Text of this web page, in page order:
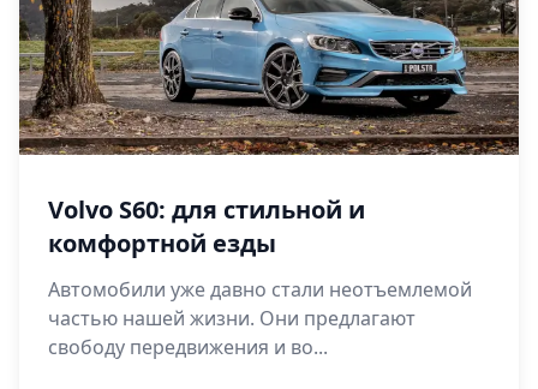
Volvo S60: для стильной и
комфортной езды
Автомобили уже давно стали неотъемлемой
частью нашей жизни. Они предлагают
свободу передвижения и во...